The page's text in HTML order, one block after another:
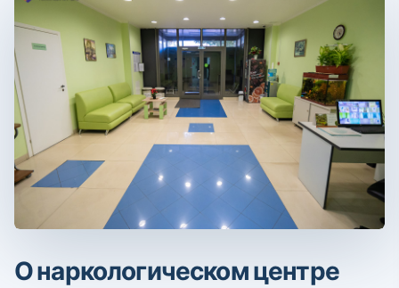
О наркологическом центре